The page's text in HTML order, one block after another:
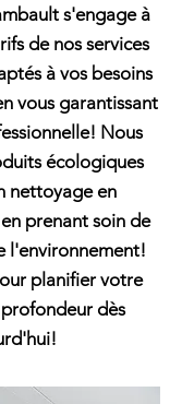
s'engage à
de nos services
à vos besoins
vous garantissant
Nous
écologiques
nettoyage en
prenant soin de
l'environnement!
planifier votre
dès